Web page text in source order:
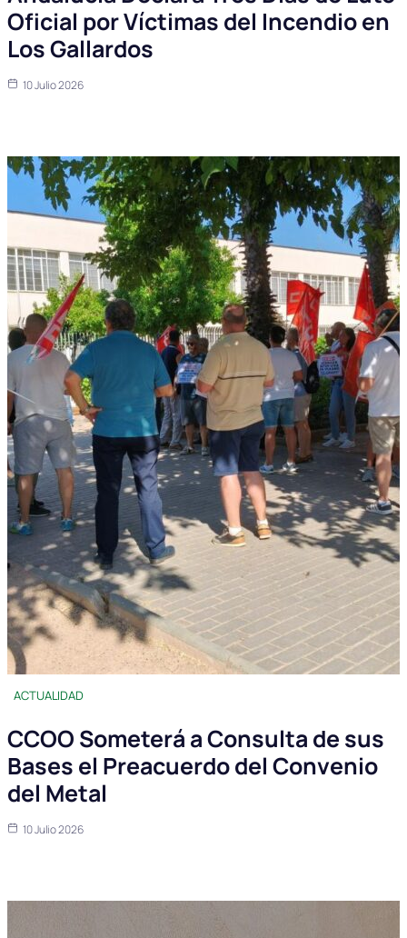
Oficial por Víctimas del Incendio en
Los Gallardos
10 Julio 2026
ACTUALIDAD
CCOO Someterá a Consulta de sus
Bases el Preacuerdo del Convenio
del Metal
10 Julio 2026